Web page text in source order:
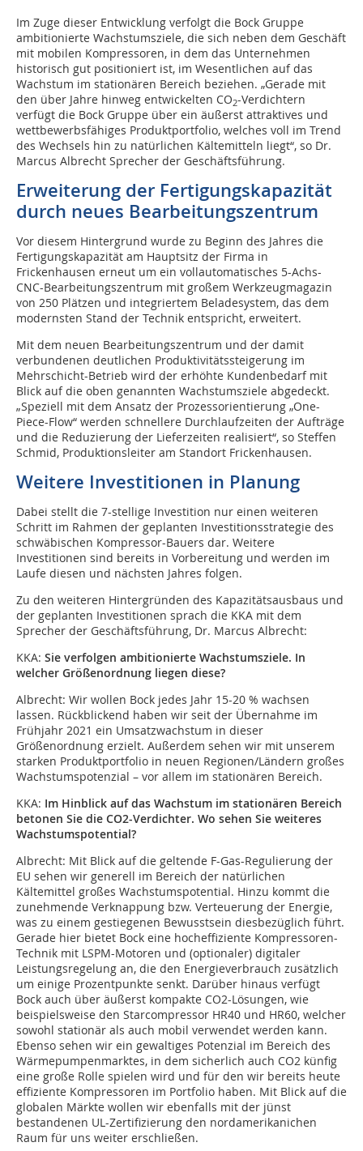
Im Zuge dieser Entwicklung verfolgt die Bock Gruppe
ambitionierte Wachstumsziele, die sich neben dem Geschäft
mit mobilen Kompressoren, in dem das Unternehmen
historisch gut positioniert ist, im Wesentlichen auf das
Wachstum im stationären Bereich beziehen. „Gerade mit
den über Jahre hinweg entwickelten CO2-Verdichtern
verfügt die Bock Gruppe über ein äußerst attraktives und
wettbewerbsfähiges Produktportfolio, welches voll im Trend
des Wechsels hin zu natürlichen Kältemitteln liegt“, so Dr.
Marcus Albrecht Sprecher der Geschäftsführung.
Erweiterung der Fertigungskapa­zität
durch neues Bearbeitungs­zentrum
Vor diesem Hintergrund wurde zu Beginn des Jahres die
Fertigungskapazität am Hauptsitz der Firma in
Frickenhausen erneut um ein vollautomatisches 5-Achs-
CNC-Bearbeitungszentrum mit großem Werkzeugmagazin
von 250 Plätzen und integriertem Beladesystem, das dem
modernsten Stand der Technik entspricht, erweitert.
Mit dem neuen Bearbeitungszentrum und der damit
verbundenen deutlichen Produktivitätssteigerung im
Mehrschicht-Betrieb wird der erhöhte Kundenbedarf mit
Blick auf die oben genannten Wachstumsziele abgedeckt.
„Speziell mit dem Ansatz der Prozessorientierung „One-
Piece-Flow“ werden schnellere Durchlaufzeiten der Aufträge
und die Reduzierung der Lieferzeiten realisiert“, so Steffen
Schmid, Produktionsleiter am Standort Frickenhausen.
Weitere Investitionen in Planung
Dabei stellt die 7-stellige Investition nur einen weiteren
Schritt im Rahmen der geplanten Investitionsstrategie des
schwäbischen Kompressor-Bauers dar. Weitere
Investitionen sind bereits in Vorbereitung und werden im
Laufe diesen und nächsten Jahres folgen.
Zu den weiteren Hintergründen des Kapazitätsausbaus und
der geplanten Investitionen sprach die KKA mit dem
Sprecher der Geschäftsführung, Dr. Marcus Albrecht:
KKA: Sie verfolgen ambitionierte Wachstumsziele. In
welcher Größenordnung ­liegen diese?
Albrecht: Wir wollen Bock jedes Jahr 15-20 % wachsen
lassen. Rückblickend haben wir seit der Übernahme im
Frühjahr 2021 ein Umsatzwachstum in dieser
Größenordnung erzielt. Außerdem sehen wir mit unserem
starken Produktportfolio in neuen Regionen/Ländern großes
Wachstumspotenzial – vor allem im stationären Bereich.
KKA: Im Hinblick auf das Wachstum im ­stationären Bereich
betonen Sie die CO2-­Verdichter. Wo sehen Sie weiteres
Wachstumspotential?
Albrecht: Mit Blick auf die geltende F-Gas-Regulierung der
EU sehen wir generell im Bereich der natürlichen
Kältemittel großes Wachstumspotential. Hinzu kommt die
zunehmende Verknappung bzw. Verteuerung der Energie,
was zu einem gestiegenen Bewusstsein diesbezüglich führt.
Gerade hier bietet Bock eine hocheffiziente Kompressoren-
Technik mit LSPM-Motoren und (optionaler) digitaler
Leistungsregelung an, die den Energieverbrauch zusätzlich
um einige Prozentpunkte senkt. Darüber hinaus verfügt
Bock auch über äußerst kompakte CO2-Lösungen, wie
beispielsweise den Starcompressor HR40 und HR60, welcher
sowohl stationär als auch mobil verwendet werden kann.
Ebenso sehen wir ein gewaltiges Potenzial im Bereich des
Wärmepumpenmarktes, in dem sicherlich auch CO2 künfig
eine große Rolle spielen wird und für den wir bereits heute
effiziente Kompressoren im Portfolio haben. Mit Blick auf die
globalen Märkte wollen wir ebenfalls mit der jünst
bestandenen UL-Zertifizierung den nordamerikanichen
Raum für uns weiter erschließen.